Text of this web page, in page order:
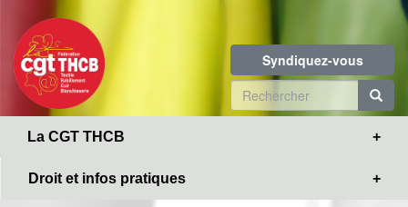
contenu
principal
Syndiquez-vous
Formulaire
de
La CGT THCB
Droit et infos pratiques